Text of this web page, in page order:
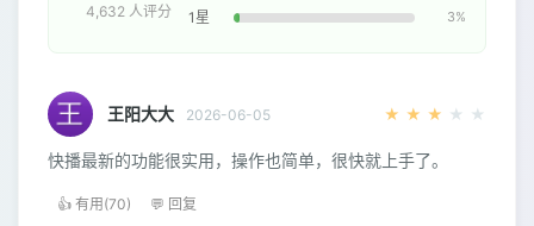
4,632 人评分 1星 3%
王阳大大 2026-06-05 ★ ★ ★ ★ ★
快播最新的功能很实用，操作也简单，很快就上手了。
👍 有用(70) 💬 回复